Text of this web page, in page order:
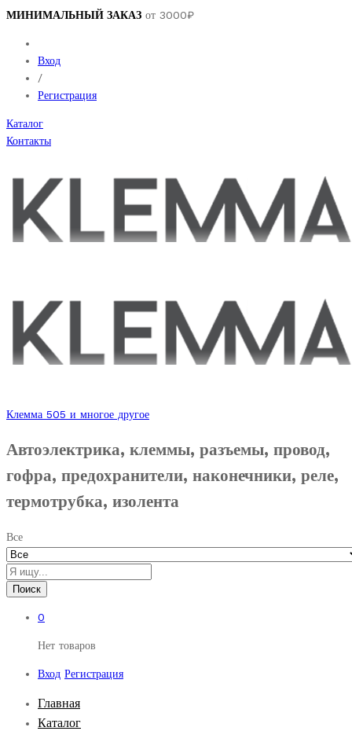
МИНИМАЛЬНЫЙ ЗАКАЗ от 3000₽
Вход
/
Регистрация
Каталог
Контакты
Клемма 505 и многое другое
Автоэлектрика, клеммы, разъемы, провод,
гофра, предохранители, наконечники, реле,
термотрубка, изолента
Все
Поиск
0
Нет товаров
Вход Регистрация
Главная
Каталог